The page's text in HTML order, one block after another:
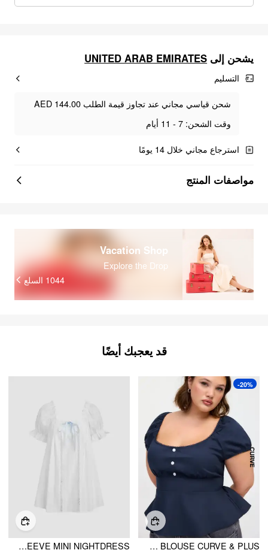
يشحن إلى UNITED ARAB EMIRATES
التسليم
شحن قياسي مجاني عند تجاوز قيمة الطلب AED 144.00
وقت الشحن: 7 - 11 أيام
استرجاع مجاني خلال 14 يومًا
مواصفات المنتج
Vacation Shop
Explore the Drop
1044 السلع
قد يعجبك أيضًا
-20%
COTTON-BLEND SCOOP NECKLINE PUFF SLEEVE RUCHED LACE TRIM BLOUSE CURVE & PLUS
COTTON-BLEND U-NECKLINE BOWKNOT LETTUCE TRIM PUFF SLEEVE MINI NIGHTDRESS